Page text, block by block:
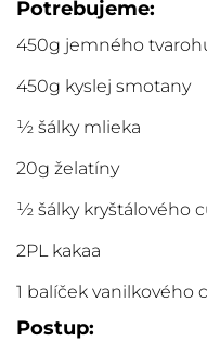
Potrebujeme:
450g jemného
450g kyslej smotany
½ šálky mlieka
20g želatíny
½ šálky kryštálového
2PL kakaa
1 balíček vanilkového
Postup: